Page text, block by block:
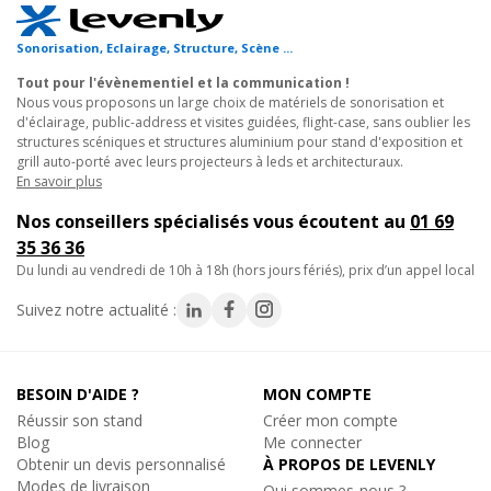
de 20mm et une épaisseur de paroi de 2mm. L'ensemble est de
conception européenne, et est compatible avec la plupart des
systèmes courants sur le marché et bien évidemment certifié
TÜV.
Caractéristiques techniques :
- Elément de structure mis en peinture noir mat
- Diamètre du tube principal : 50mm
- Diamètre de croisillon : 20mm
- Epaisseur de paroi de croisillon : 2mm
- Assemblage par manchon à goupille conique et clavette
- Section carrée de 290mm extérieur
- Livré avec 1 kit de jonction
- Section : 290mm x 290mm
- Longueur : 25cm
À partir de 60€
Sonorisation, Eclairage, Structure, Scène ...
Tout pour l'évènementiel et la communication !
Nous vous proposons un large choix de matériels de sonorisation et
d'éclairage, public-address et visites guidées, flight-case, sans oublier les
structures scéniques et structures aluminium pour stand d'exposition et
grill auto-porté avec leurs projecteurs à leds et architecturaux.
En savoir plus
Nos conseillers spécialisés vous écoutent au 01 69
35 36 36
du lundi au vendredi de 10h à 18h (hors jours fériés), prix d’un appel local
Suivez notre actualité :
BESOIN D'AIDE ?
Réussir son stand
Blog
Obtenir un devis personnalisé
Modes de livraison
MON COMPTE
Créer mon compte
Me connecter
À PROPOS DE LEVENLY